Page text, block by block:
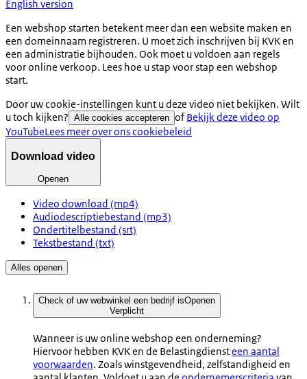
English version
Een webshop starten betekent meer dan een website maken en
een domeinnaam registreren. U moet zich inschrijven bij KVK en
een administratie bijhouden. Ook moet u voldoen aan regels
voor online verkoop. Lees hoe u stap voor stap een webshop
start.
Door uw cookie-instellingen kunt u deze video niet bekijken. Wilt
u toch kijken? Alle cookies accepteren of Bekijk deze video op
YouTubeLees meer over ons cookiebeleid
Download video
Openen
Video download (mp4)
Audiodescriptiebestand (mp3)
Ondertitelbestand (srt)
Tekstbestand (txt)
Alles openen
Check of uw webwinkel een bedrijf isOpenen
Verplicht
Wanneer is uw online webshop een onderneming?
Hiervoor hebben KVK en de Belastingdiensteen aantal
voorwaarden. Zoals winstgevendheid, zelfstandigheid en